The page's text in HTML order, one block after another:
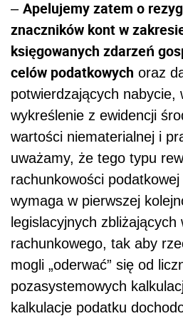
– Apelujemy zatem o
znaczników kont w
księgowanych zdarzeń
celów podatkowych oraz
potwierdzających nabycie,
wykreślenie z ewidencji
wartości niematerialnej i
uważamy, że tego typu
rachunkowości
wymaga w pierwszej
legislacyjnych
rachunkowego, tak aby
mogli „oderwać” się od
pozasystemowych
kalkulacje podatku